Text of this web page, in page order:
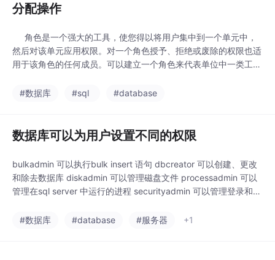
分配操作
角色是一个强大的工具，使您得以将用户集中到一个单元中，
然后对该单元应用权限。对一个角色授予、拒绝或废除的权限也适
用于该角色的任何成员。可以建立一个角色来代表单位中一类工作
开始工作时，只须将他们添加为该角色成员，当他们离开工作时，
#数据库 #sql #database
数据库可以为用户设置不同的权限
bulkadmin 可以执行bulk insert 语句 dbcreator 可以创建、更改
和除去数据库 diskadmin 可以管理磁盘文件 processadmin 可以
管理在sql server 中运行的进程 securityadmin 可以管理登录和cr
in 可以设置服务器范围的配置选项，关闭服务器 setup
#数据库 #database #服务器 +1